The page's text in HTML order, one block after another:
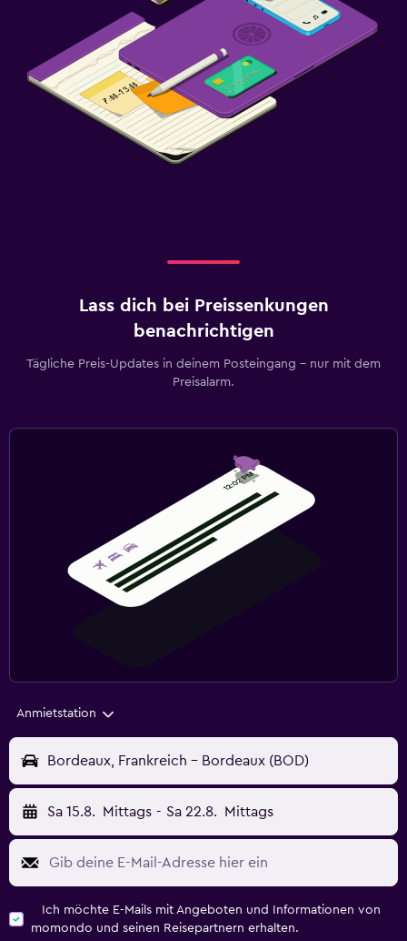
Lass dich bei Preissenkungen
benachrichtigen
Tägliche Preis-Updates in deinem Posteingang – nur mit dem
Preisalarm.
Anmietstation
Bordeaux, Frankreich - Bordeaux (BOD)
Sa 15.8. Mittags - Sa 22.8. Mittags
Ich möchte E-Mails mit Angeboten und Informationen von
momondo und seinen Reisepartnern erhalten.